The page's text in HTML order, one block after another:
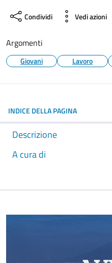
Condividi Vedi azioni
Argomenti
Giovani Lavoro
INDICE DELLA PAGINA
Descrizione
A cura di